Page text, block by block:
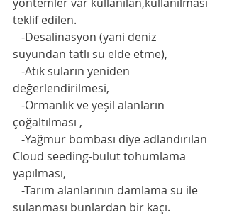
teklif edilen.
suyundan tatlı su elde etme),
değerlendirilmesi,
çoğaltılması ,
Cloud seeding-bulut tohumlama
yapılması,
sulanması bunlardan bir kaçı.